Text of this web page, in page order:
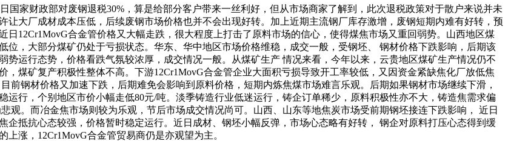
国家财政部对废钢退税30%，算是给部分客户带来一丝利好，但从市场商家了解到，此次退税政策对于散户来说并未
大厂成材成本压低，后续废钢市场价格也并不会出现好转。加上近期主流钢厂库存激增，废钢短期内难有好转，预
12Cr1MovG合金管价格又大幅走跌，很大程度上打击了原料市场的信心，使得煤焦市场又重回弱势。山西地区煤
，大部分煤矿仍处于亏损状态。华东、华中地区市场价格维稳，成交一般，受钢坯、 钢材价格下跌影响，后期该
运行态势，价格看跌气氛较浓厚，成交情况一般。从煤矿生产 情况来看，今年以来，云贵地区煤矿生产情况仍不
煤矿复产积极性整体不高。下游12Cr1MovG合金管企业大面积亏损导致开工率较低，又因资金紧缺焦化厂放低焦
前钢材价格又加速下跌，后期难免会影响到原料价格，短期内炼焦煤市场难言乐观。后期如果钢材市场继续下滑，
行，个别地区市价小幅走低80元/吨。淡季铸造行业低迷运行，铸企订单稀少，原料积极性亦不大，铸造焦需求偏
观。而冶金焦市场则较为乐观，节后市场成交情况尚可。山西、山东等地焦炭市场受前期钢坯接连下跌影响， 近日
抵抗心态较强，价格暂时稳定运行。近日成材、钢坯小幅反弹，市场心态略有好转， 钢企对原料打压心态得到缓
涨，12Cr1MovG合金管贸易商仍是亦观望为主。